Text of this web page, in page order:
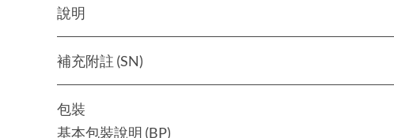
說明
補充附註 (SN)
包裝
基本包裝說明 (BP)